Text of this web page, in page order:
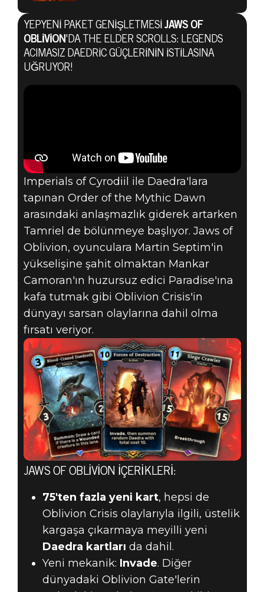
The Elder Scrolls: Legends
24 Eylül 2019
LEGENDS -
JAWS OF
OBLIVION
DUYURUSU!
YEPYENI PAKET GENIŞLETMESI JAWS OF
OBLIVION'DA THE ELDER SCROLLS: LEGENDS
ACIMASIZ DAEDRIC GÜÇLERININ ISTILASINA
UĞRUYOR!
Imperials of Cyrodiil ile Daedra'lara
tapınan Order of the Mythic Dawn
arasındaki anlaşmazlık giderek artarken
Tamriel de bölünmeye başlıyor. Jaws of
Oblivion, oyunculara Martin Septim'in
yükselişine şahit olmaktan Mankar
Camoran'ın huzursuz edici Paradise'ına
kafa tutmak gibi Oblivion Crisis'in
dünyayı sarsan olaylarına dahil olma
fırsatı veriyor.
JAWS OF OBLIVION IÇERIKLERI:
75'ten fazla yeni kart, hepsi de
Oblivion Crisis olaylarıyla ilgili, üstelik
kargaşa çıkarmaya meyilli yeni
Daedra kartları da dahil.
Yeni mekanik: Invade. Diğer
dünyadaki Oblivion Gate'lerin